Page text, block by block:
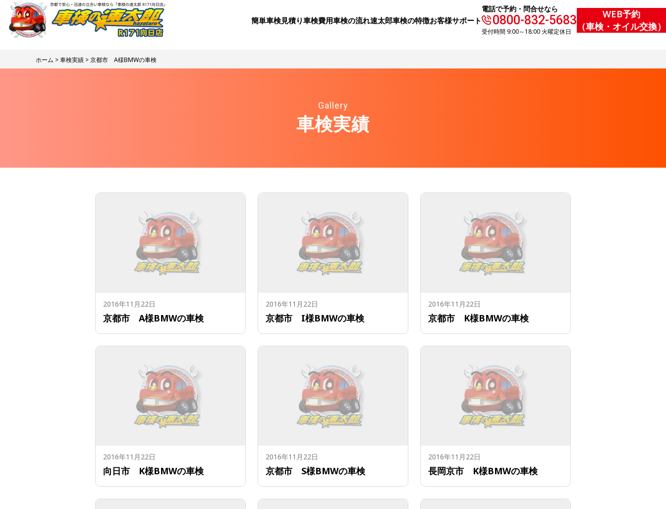
簡単車検見積り⾞検費⽤⾞検の流れ速太郎⾞検の特徴お客様サポート
電話で予約・問合せなら
0800-832-5683
受付時間 9:00～18:00 火曜定休日
WEB予約
（車検・オイル交換）
ホーム >車検実績 > 京都市 A様BMWの車検
Gallery
車検実績
2016年11月22日
京都市 A様BMWの車検
2016年11月22日
京都市 I様BMWの車検
2016年11月22日
京都市 K様BMWの車検
2016年11月22日
向日市 K様BMWの車検
2016年11月22日
京都市 S様BMWの車検
2016年11月22日
長岡京市 K様BMWの車検